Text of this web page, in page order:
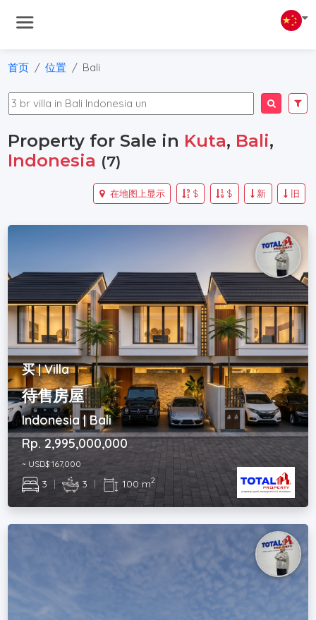
首页 位置 Bali
Property for Sale in Kuta, Bali,
Indonesia (7)
旧
新
$
$
在地图上显示
买 | Villa
待售房屋
Indonesia | Bali
Rp. 2,995,000,000
~ USD$ 167,000
3 | 3 | 100 m2